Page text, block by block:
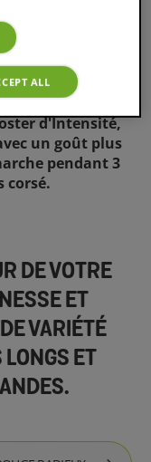
EN UN CLIC!
plus de
d'Intensité,
un goût plus
pendant 3
corsé.
DE VOTRE
ET
VARIÉTÉ
ET
ALL